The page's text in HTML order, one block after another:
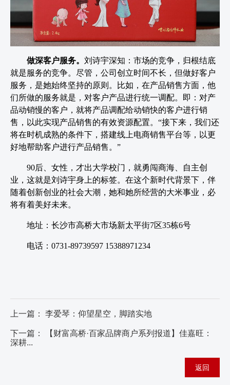
做深客户服务。 刘诗宇深知：市场的竞争，归根结底
就是服务的竞争。尽管，公司创立时间不长，但做好客户
服务，是她始终坚持的原则。比如，在产品销售方面，他
们所做的服务就是，对客户产品进行统一调配。即：对产
品动销慢的客户，就将产品调配给动销快的客户进行销
售，以此实现产品销售的有效资源配置。“接下来，我们还
将在时机成熟的条件下，搭建线上电商销售平台等，以更
好地帮助客户进行产品销售。”
90后、女性，才出大学校门，就勇闯商海、自主创
业，这就是刘诗宇身上的标签。在这个新时代背景下，伴
随着创新创业的社会大潮，她和她所经营的大米事业，必
将有着美好未来。
地址：长沙市高桥大市场新太平街7区35栋6号
电话：0731-89739597 15388971234
上一篇： 李爱琴：仰望星空，脚踏实地
下一篇：
【财富高桥·百家品牌商户系列报道】佳嘉旺：
深耕...
返回